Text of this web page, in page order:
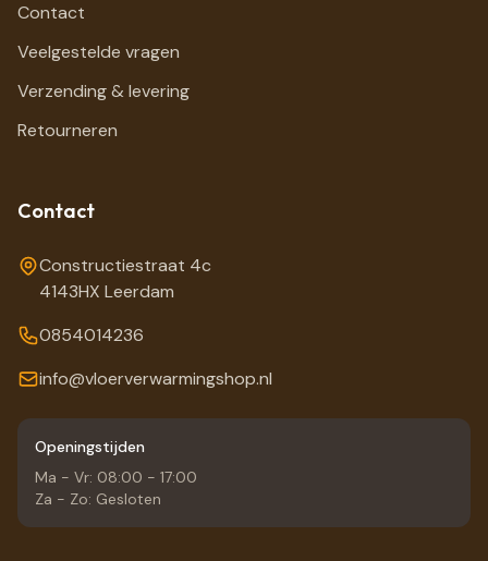
Contact
Veelgestelde vragen
Verzending & levering
Retourneren
Contact
Constructiestraat 4c
4143HX Leerdam
0854014236
info@vloerverwarmingshop.nl
Openingstijden
Ma - Vr: 08:00 - 17:00
Za - Zo: Gesloten